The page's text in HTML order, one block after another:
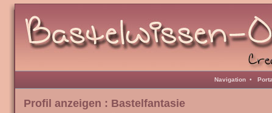
Navigation •
Profil anzeigen : Bastelfantasie